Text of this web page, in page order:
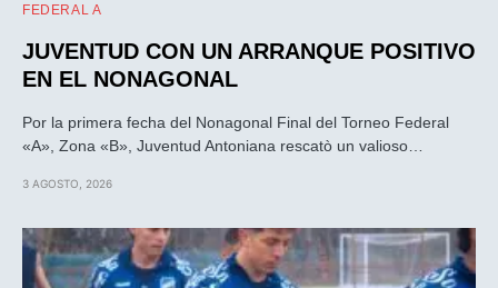
FEDERAL A
JUVENTUD CON UN ARRANQUE POSITIVO
EN EL NONAGONAL
Por la primera fecha del Nonagonal Final del Torneo Federal
«A», Zona «B», Juventud Antoniana rescatò un valioso…
3 AGOSTO, 2026